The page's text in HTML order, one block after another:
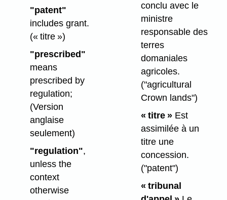
"patent"
includes grant.
(« titre »)
"prescribed"
means
prescribed by
regulation;
(Version
anglaise
seulement)
"regulation",
unless the
context
otherwise
conclu avec le
ministre
responsable des
terres
domaniales
agricoles.
("agricultural
Crown lands")
« titre »Est
assimilée à un
titre une
concession.
("patent")
« tribunal